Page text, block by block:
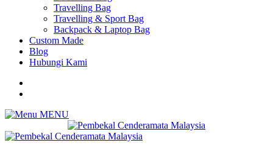
Travelling Bag
Travelling & Sport Bag
Backpack & Laptop Bag
Custom Made
Blog
Hubungi Kami
MENU